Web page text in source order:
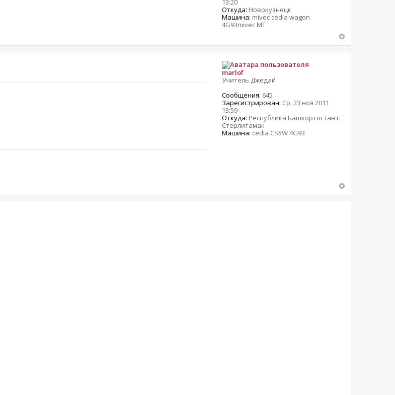
13:20
Откуда: Новокузнецк
Машина: mivec cedia wagon
4G93mivec MT
marlof
Учитель Джедай
Сообщения: 645
Зарегистрирован: Ср, 23 ноя 2011
13:59
Откуда: Республика Башкортостан г.
Стерлитамак
Машина: cedia CS5W 4G93